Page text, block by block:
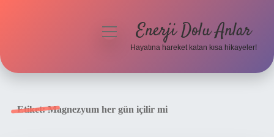
menüyüEnerji Dolu Anlar
Hayatına hareket katan kısa hikayeler!
Etiket:Magnezyum her gün içilir mi